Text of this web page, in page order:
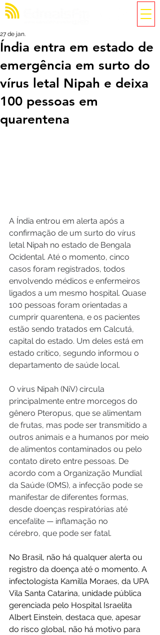
Índia entra em estado de
emergência em surto do
vírus letal Nipah e deixa
100 pessoas em
quarentena
27 de jan.
A Índia entrou em alerta após a
confirmação de um surto do vírus
letal Nipah no estado de Bengala
Ocidental. Até o momento, cinco
casos foram registrados, todos
envolvendo médicos e enfermeiros
ligados a um mesmo hospital. Quase
100 pessoas foram orientadas a
cumprir quarentena, e os pacientes
estão sendo tratados em Calcutá,
capital do estado. Um deles está em
estado crítico, segundo informou o
departamento de saúde local.
O vírus Nipah (NiV) circula
principalmente entre morcegos do
gênero Pteropus, que se alimentam
de frutas, mas pode ser transmitido a
outros animais e a humanos por meio
de alimentos contaminados ou pelo
contato direto entre pessoas. De
acordo com a Organização Mundial
da Saúde (OMS), a infecção pode se
manifestar de diferentes formas,
desde doenças respiratórias até
encefalite — inflamação no
cérebro, que pode ser fatal.
No Brasil, não há qualquer alerta ou
registro da doença até o momento. A
infectologista Kamilla Moraes, da UPA
Vila Santa Catarina, unidade pública
gerenciada pelo Hospital Israelita
Albert Einstein, destaca que, apesar
do risco global, não há motivo para